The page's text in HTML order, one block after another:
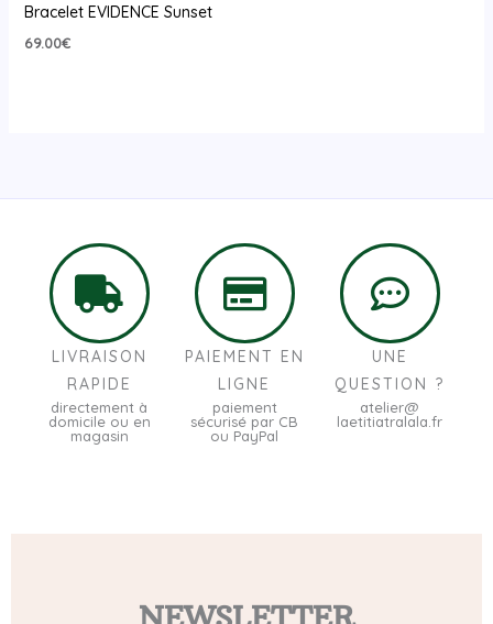
Bracelet EVIDENCE Sunset
69.00€
LIVRAISON
RAPIDE
directement à
domicile ou en
magasin
PAIEMENT EN
LIGNE
paiement
sécurisé par CB
ou PayPal
UNE
QUESTION ?
atelier@
laetitiatralala.fr